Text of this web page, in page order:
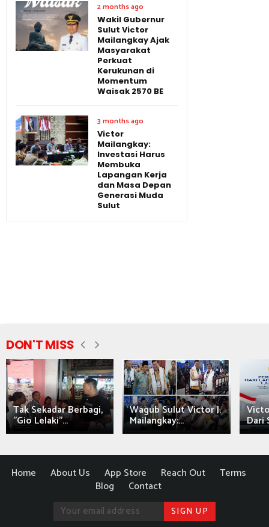
2 months ago
Wakil Gubernur
Sulut Victor
Mailangkay Ajak
Masyarakat
Perkuat
Kerukunan di
Momentum
Waisak 2570 BE
3 months ago
Victor
Mailangkay:
Investasi Harus
Membuka
Lapangan Kerja
dan Masa Depan
Generasi Muda
Sulut
DON'T MISS
Tak Sekadar Berbagi,
"Gio Lelaki"...
Wagub Sulut Victor J.
Mailangkay:... Dari
Home About Us App Store Reach Out
Terms
Blog
Contact